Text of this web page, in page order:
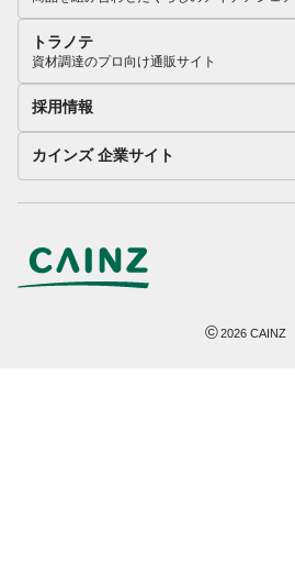
トラノテ
資材調達のプロ向け通販サイト
採用情報
カインズ 企業サイト
©2026 CAINZ